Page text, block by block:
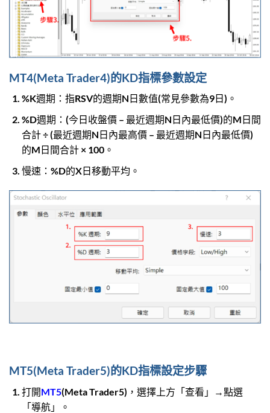
MT4(Meta Trader4)的KD指標參數設定
%K週期：指RSV的週期N日數值(常見參數為9日)。
%D週期：(今日收盤價 – 最近週期N日內最低價)的M日間
合計 ÷ (最近週期N日內最高價 – 最近週期N日內最低價)
的M日間合計 × 100。
慢速：%D的X日移動平均。
MT5(Meta Trader5)的KD指標設定步驟
打開MT5(Meta Trader5)，選擇上方「查看」→點選
「導航」。